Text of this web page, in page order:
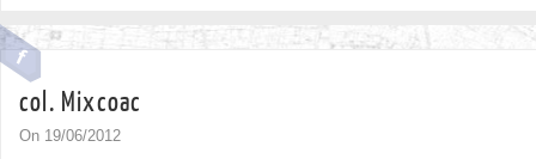
col. Mixcoac
On 19/06/2012